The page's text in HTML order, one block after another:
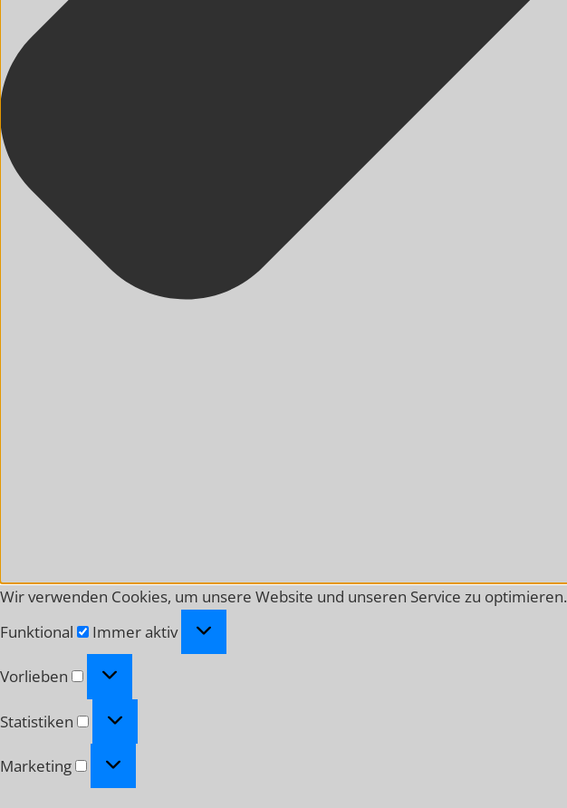
Wir verwenden Cookies, um unsere Website und unseren Service zu optimieren.
Funktional
Funktional
Immer aktiv
Vorlieben Vorlieben
Statistiken Statistiken
Marketing Marketing